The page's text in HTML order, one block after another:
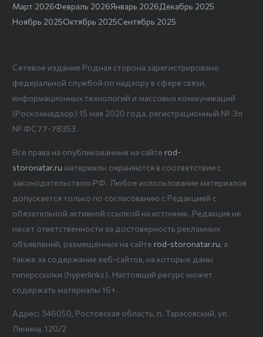
Март 2026Февраль 2026Январь 2026Декабрь 2025
Ноябрь 2025Октябрь 2025Сентябрь 2025
Сетевое издание Родная сторона зарегистрировано
федеральной службой по надзору в сфере связи,
информационных технологий и массовых коммуникаций
(Роскомнадзор) 15 мая 2020 года, регистрационный № Эл
№ ФС77-78353.
Все права на опубликованные на сайте rod-
storonatar.ru материалы охраняются в соответствии с
законодательством РФ. Любое использование материалов
допускается только по согласованию с Редакцией с
обязательной активной ссылкой на источник. Редакция не
несет ответственности за достоверность рекламных
объявлений, размещенных на сайте rod-storonatar.ru, а
также за содержание веб-сайтов, на которые даны
гиперссылки (hyperlinks). Настоящий ресурс может
содержать материалы 16+.
Адрес: 346050, Ростовская область, п. Тарасовский, ул.
Ленина, 120/2